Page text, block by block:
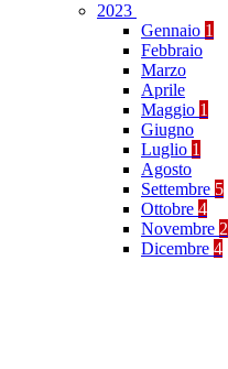
2023
Gennaio 1
Febbraio
Marzo
Aprile
Maggio 1
Giugno
Luglio 1
Agosto
Settembre 5
Ottobre 4
Novembre 2
Dicembre 4